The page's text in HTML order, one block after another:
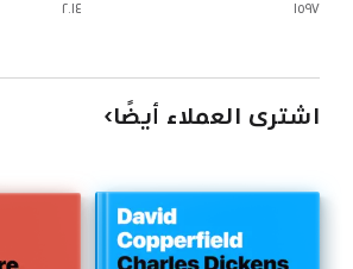
١٥٩٧ ٢٠١٤
اشترى العملاء أيضًا